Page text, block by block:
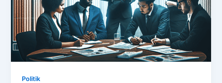
Politik